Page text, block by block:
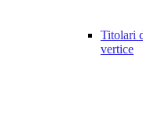
Titolari
vertice